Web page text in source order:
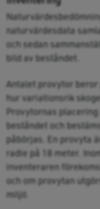
naturvärdesdata
och sedan
bild av beståndet.
Antalet provytor
hur variationsrik
Provytornas
beståndet och
påbörjas. En provyta
radie på 18 meter.
inventeraren
och om provytan
miljö.